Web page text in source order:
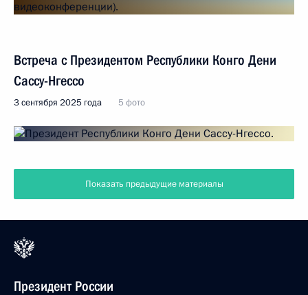
Встреча с Президентом Республики Конго Дени
Сассу-Нгессо
3 сентября 2025 года 5 фото
Показать предыдущие материалы
Президент России